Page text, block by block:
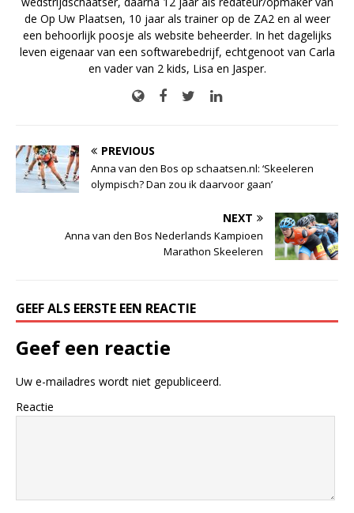
de Op Uw Plaatsen, 10 jaar als trainer op de ZA2 en al weer
een behoorlijk poosje als website beheerder. In het dagelijks
leven eigenaar van een softwarebedrijf, echtgenoot van Carla
en vader van 2 kids, Lisa en Jasper.
PREVIOUS
Anna van den Bos op schaatsen.nl: ‘Skeeleren
olympisch? Dan zou ik daarvoor gaan’
NEXT
Anna van den Bos Nederlands Kampioen
Marathon Skeeleren
GEEF ALS EERSTE EEN REACTIE
Geef een reactie
Uw e-mailadres wordt niet gepubliceerd.
Reactie